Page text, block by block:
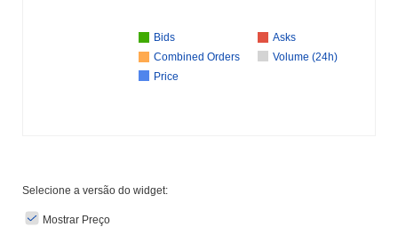
Bids
Asks
Combined Orders
Volume (24h)
Price
Selecione a versão do widget:
Mostrar Preço